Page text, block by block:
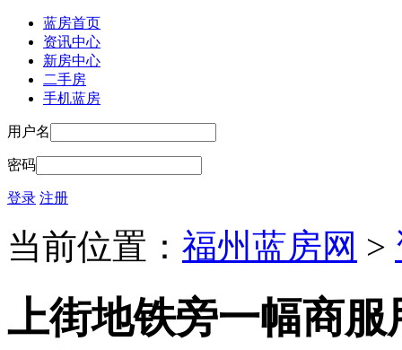
蓝房首页
资讯中心
新房中心
二手房
手机蓝房
用户名
密码
登录 注册
当前位置： 福州蓝房网 >
上街地铁旁一幅商